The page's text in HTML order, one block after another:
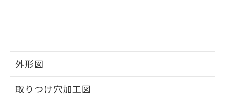
外形図
取りつけ穴加工図
り、2022年1月12日より割愛しておりま
す。